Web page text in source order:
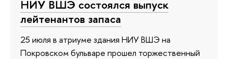
НИУ ВШЭ состоялся выпуск
лейтенантов запаса
25 июля в атриуме здания НИУ ВШЭ на
Покровском бульваре прошел торжественный